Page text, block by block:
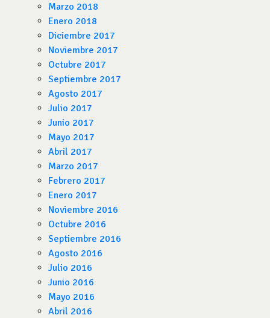
Marzo 2018
Enero 2018
Diciembre 2017
Noviembre 2017
Octubre 2017
Septiembre 2017
Agosto 2017
Julio 2017
Junio 2017
Mayo 2017
Abril 2017
Marzo 2017
Febrero 2017
Enero 2017
Noviembre 2016
Octubre 2016
Septiembre 2016
Agosto 2016
Julio 2016
Junio 2016
Mayo 2016
Abril 2016